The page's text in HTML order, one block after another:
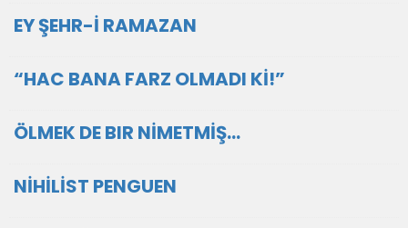
EY ŞEHR-İ RAMAZAN
“HAC BANA FARZ OLMADI Kİ!”
ÖLMEK DE BIR NİMETMİŞ...
NİHİLİST PENGUEN